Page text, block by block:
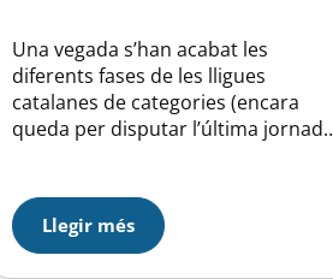
Una vegada s’han acabat les
diferents fases de les lligues
catalanes de categories (encara
queda per disputar l’última jornada
classificats per jugar les finals del
Campionat de Catalunya que es
disputaran al llarg del mes de juny.
Llegir més